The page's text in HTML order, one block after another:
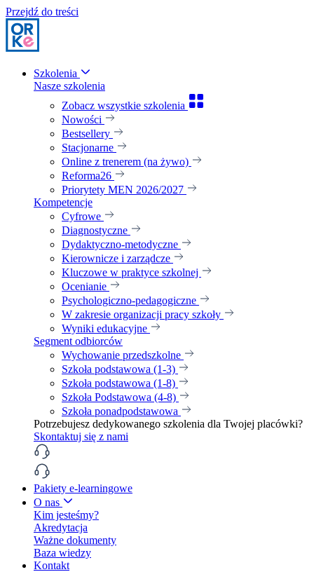
Przejdź do treści
Szkolenia
Nasze szkolenia
Zobacz wszystkie szkolenia
Nowości
Bestsellery
Stacjonarne
Online z trenerem (na żywo)
Reforma26
Priorytety MEN 2026/2027
Kompetencje
Cyfrowe
Diagnostyczne
Dydaktyczno-metodyczne
Kierownicze i zarządcze
Kluczowe w praktyce szkolnej
Ocenianie
Psychologiczno-pedagogiczne
W zakresie organizacji pracy szkoły
Wyniki edukacyjne
Segment odbiorców
Wychowanie przedszkolne
Szkoła podstawowa (1-3)
Szkoła podstawowa (1-8)
Szkoła Podstawowa (4-8)
Szkoła ponadpodstawowa
Potrzebujesz dedykowanego szkolenia dla Twojej placówki?
Skontaktuj się z nami
Pakiety e-learningowe
O nas
Kim jesteśmy?
Akredytacja
Ważne dokumenty
Baza wiedzy
Kontakt